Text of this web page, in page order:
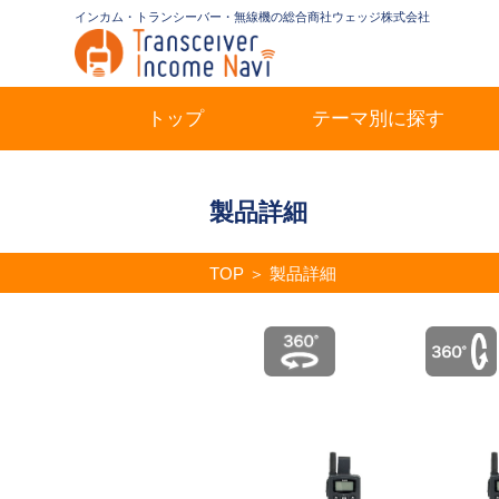
インカム・トランシーバー・無線機の総合商社ウェッジ株式会社
トップ テーマ別に探す
製品詳細
TOP ＞製品詳細